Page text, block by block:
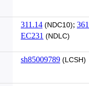
311.14 (NDC10);
EC231 (NDLC)
sh85009789 (LCSH)